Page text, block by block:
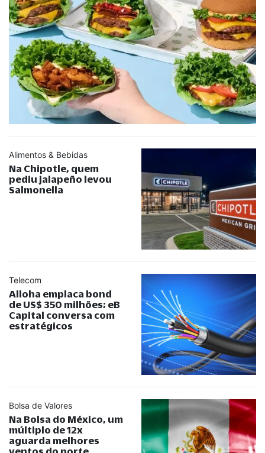
Alimentos & Bebidas
Na Chipotle, quem
pediu jalapeño levou
Salmonella
Telecom
Alloha emplaca bond
de US$ 350 milhões; eB
Capital conversa com
estratégicos
Bolsa de Valores
Na Bolsa do México, um
múltiplo de 12x
aguarda melhores